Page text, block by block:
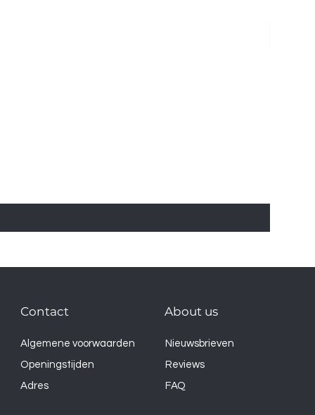
About us
Nieuwsbrieven
Reviews
FAQ
Contact
Algemene voorwaarden
Openingstijden
Adres